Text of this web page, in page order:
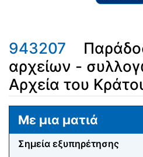
943207
αρχείων -
Αρχεία του
Μετάβαση σε: πλοήγηση
Με μια ματιά
Σημεία εξυπηρέτησης